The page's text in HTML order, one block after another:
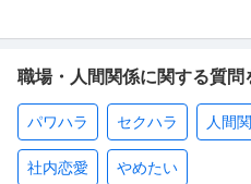
職場・人間関係に関する質問
パワハラ セクハラ 人間
社内恋愛 やめたい